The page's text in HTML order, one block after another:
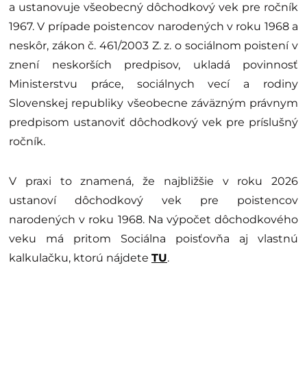
a ustanovuje všeobecný dôchodkový vek pre ročník
1967. V prípade poistencov narodených v roku 1968 a
neskôr, zákon č. 461/2003 Z. z. o sociálnom poistení v
znení neskorších predpisov, ukladá povinnosť
Ministerstvu práce, sociálnych vecí a rodiny
Slovenskej republiky všeobecne záväzným právnym
predpisom ustanoviť dôchodkový vek pre príslušný
ročník.
V praxi to znamená, že najbližšie v roku 2026
ustanoví dôchodkový vek pre poistencov
narodených v roku 1968. Na výpočet dôchodkového
veku má pritom Sociálna poisťovňa aj vlastnú
kalkulačku, ktorú nájdete TU.